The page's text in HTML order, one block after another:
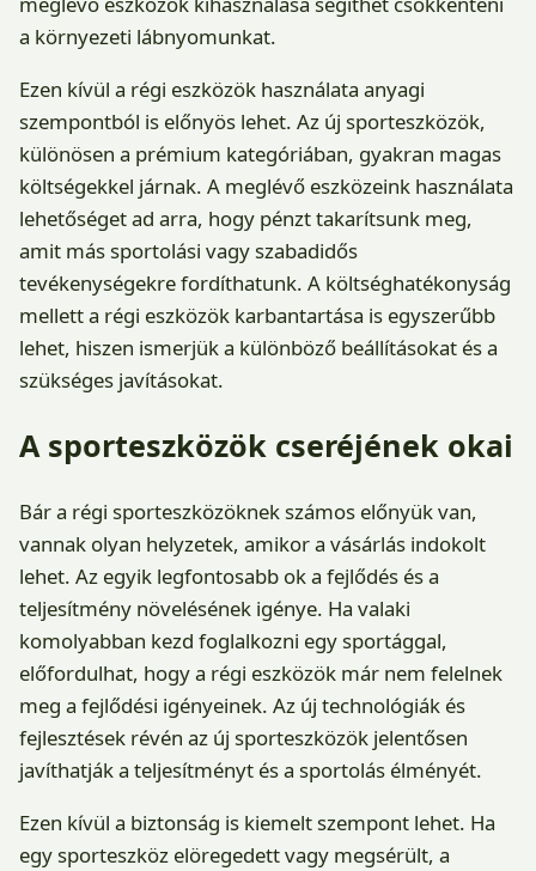
a környezeti lábnyomunkat.
Ezen kívül a régi eszközök használata anyagi
szempontból is előnyös lehet. Az új sporteszközök,
különösen a prémium kategóriában, gyakran magas
költségekkel járnak. A meglévő eszközeink használata
lehetőséget ad arra, hogy pénzt takarítsunk meg,
amit más sportolási vagy szabadidős
tevékenységekre fordíthatunk. A költséghatékonyság
mellett a régi eszközök karbantartása is egyszerűbb
lehet, hiszen ismerjük a különböző beállításokat és a
szükséges javításokat.
A sporteszközök cseréjének okai
Bár a régi sporteszközöknek számos előnyük van,
vannak olyan helyzetek, amikor a vásárlás indokolt
lehet. Az egyik legfontosabb ok a fejlődés és a
teljesítmény növelésének igénye. Ha valaki
komolyabban kezd foglalkozni egy sportággal,
előfordulhat, hogy a régi eszközök már nem felelnek
meg a fejlődési igényeinek. Az új technológiák és
fejlesztések révén az új sporteszközök jelentősen
javíthatják a teljesítményt és a sportolás élményét.
Ezen kívül a biztonság is kiemelt szempont lehet. Ha
egy sporteszköz elöregedett vagy megsérült, a